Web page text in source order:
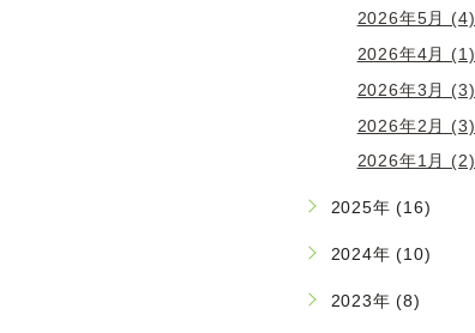
2026年5月 (4)
2026年4月 (1)
2026年3月 (3)
2026年2月 (3)
2026年1月 (2)
2025年 (16)
2024年 (10)
2023年 (8)